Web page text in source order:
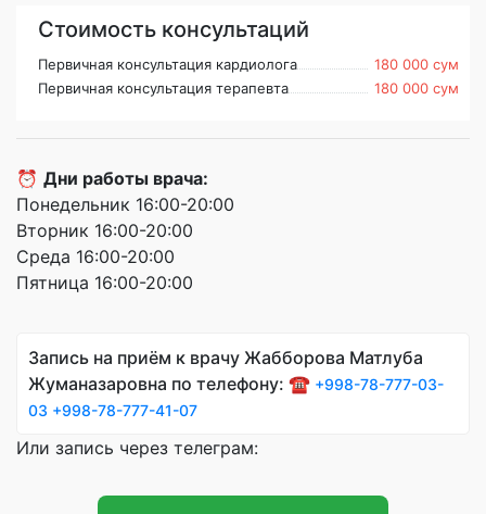
Стоимость консультаций
Первичная консультация кардиолога
180 000 сум
Первичная консультация терапевта
180 000 сум
⏰ Дни работы врача:
Понедельник 16:00-20:00
Вторник 16:00-20:00
Среда 16:00-20:00
Пятница 16:00-20:00
Запись на приём к врачу Жабборова Матлуба
Жуманазаровна по телефону: ☎️ +998-78-777-03-
03 +998-78-777-41-07
Или запись через телеграм: